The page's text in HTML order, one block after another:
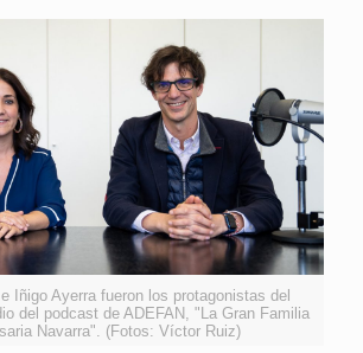
Iñigo Ayerra fueron los protagonistas del
del podcast de ADEFAN, "La Gran Familia
Navarra". (Fotos: Víctor Ruiz)